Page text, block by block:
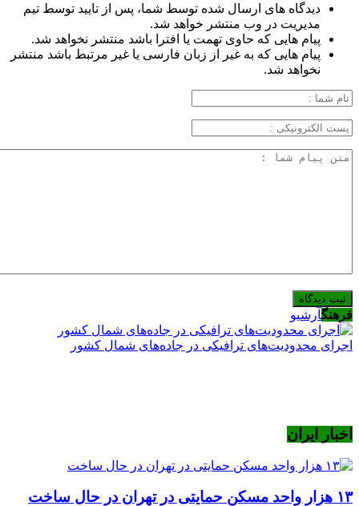
دیدگاه های ارسال شده توسط شما، پس از تایید توسط تیم
مدیریت در وب منتشر خواهد شد.
پیام هایی که حاوی تهمت یا افترا باشد منتشر نخواهد شد.
پیام هایی که به غیر از زبان فارسی یا غیر مرتبط باشد منتشر
نخواهد شد.
فرهنگآرشیو
اجرای محدودیت‌های ترافیکی در جاده‌های شمال کشور
اخبار ایران
۱۳ هزار واحد مسکن حمایتی در تهران در حال ساخت